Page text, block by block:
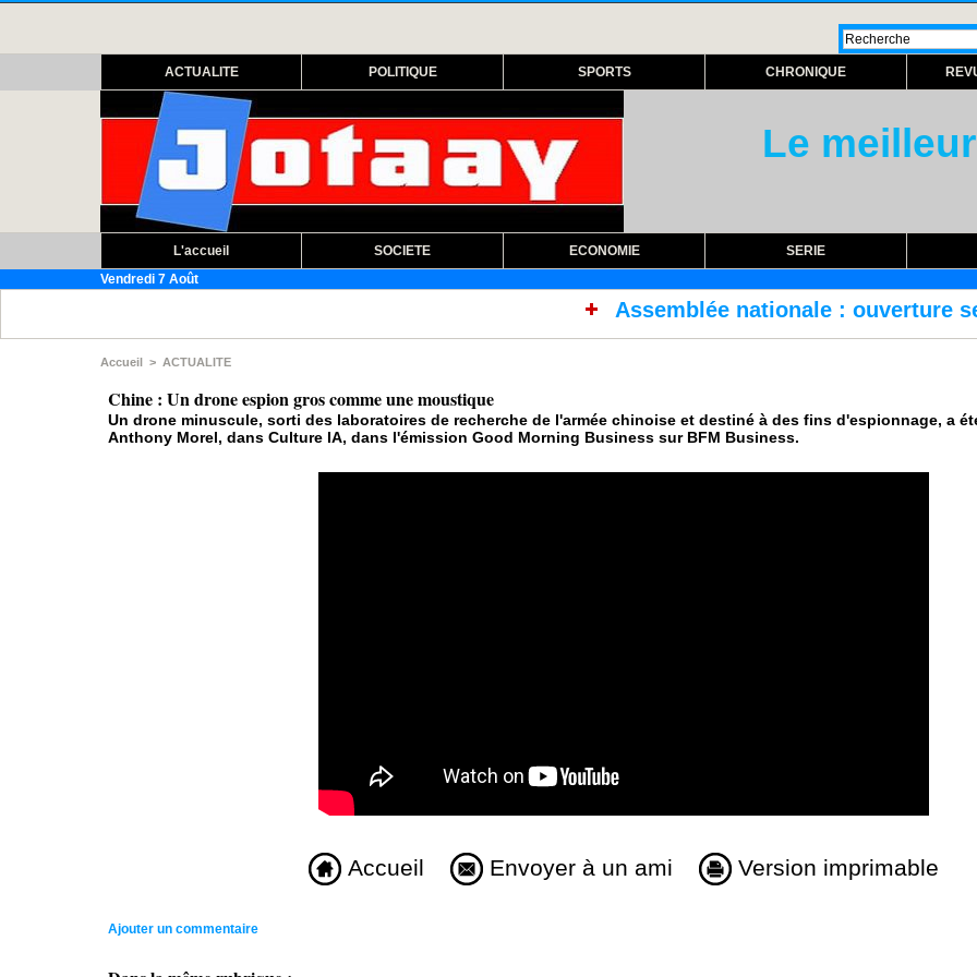
ACTUALITE POLITIQUE SPORTS CHRONIQUE
Le
L'accueil SOCIETE ECONOMIE SERIE
Vendredi 7 Août
Assemblée nationale : ouverture session
Accueil > ACTUALITE
Chine : Un drone espion gros comme une moustique
Un drone minuscule, sorti des laboratoires de recherche de l'armée chinoise et destiné à des fins d'espionnage, a
Anthony Morel, dans Culture IA, dans l'émission Good Morning Business sur BFM Business.
Accueil Envoyer à un ami Version imprimable
Ajouter un commentaire